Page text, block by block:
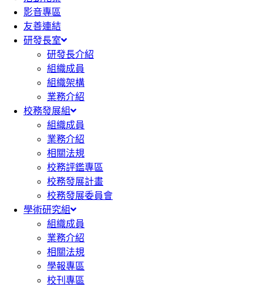
影音專區
友善連結
研發長室
研發長介紹
組織成員
組織架構
業務介紹
校務發展組
組織成員
業務介紹
相關法規
校務評鑑專區
校務發展計畫
校務發展委員會
學術研究組
組織成員
業務介紹
相關法規
學報專區
校刊專區